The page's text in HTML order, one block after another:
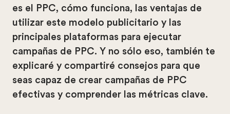
es el PPC, cómo funciona, las ventajas de
utilizar este modelo publicitario y las
principales plataformas para ejecutar
campañas de PPC. Y no sólo eso, también te
explicaré y compartiré consejos para que
seas capaz de crear campañas de PPC
efectivas y comprender las métricas clave.